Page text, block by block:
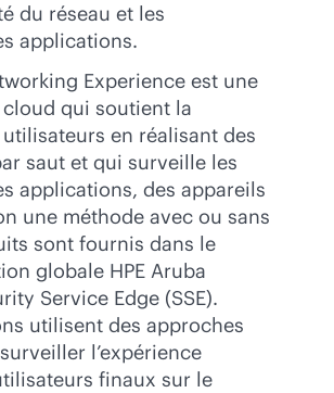
du réseau et les
applications.
Experience est une
qui soutient la
en réalisant des
saut et qui surveille les
applications, des appareils
une méthode avec ou sans
sont fournis dans le
globale HPE Aruba
Service Edge (SSE).
utilisent des approches
l’expérience
finaux sur le